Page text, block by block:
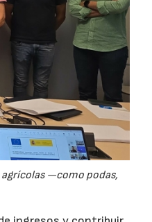
—como podas,